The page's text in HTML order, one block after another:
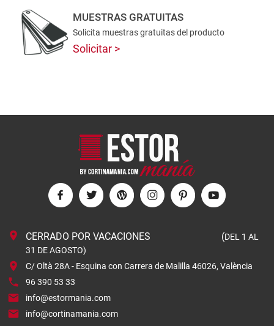
MUESTRAS GRATUITAS
Solicita muestras gratuitas del producto
Solicitar
CERRADO POR VACACIONES (DEL 1 AL
31 DE AGOSTO)
C/ Oltà 28A - Esquina con Carrera de Malilla 46026, València
96 390 53 33
info@estormania.com
info@cortinamania.com